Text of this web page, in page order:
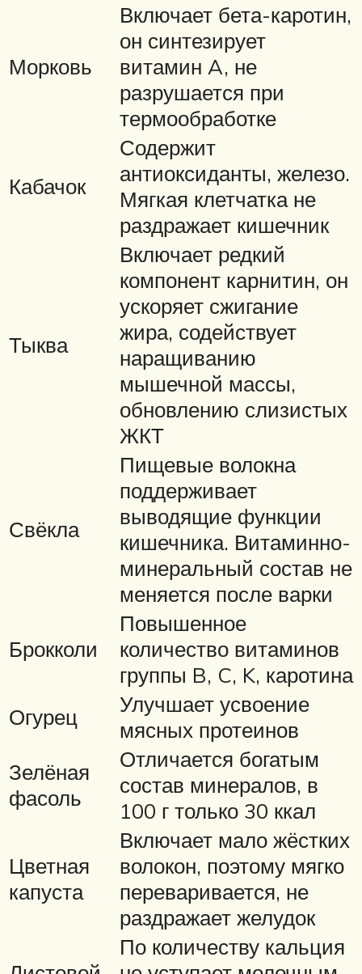
Морковь
Включает бета-каротин,
он синтезирует
витамин A, не
разрушается при
термообработке
Кабачок
Содержит
антиоксиданты, железо.
Мягкая клетчатка не
раздражает кишечник
Тыква
Включает редкий
компонент карнитин, он
ускоряет сжигание
жира, содействует
наращиванию
мышечной массы,
обновлению слизистых
ЖКТ
Свёкла
Пищевые волокна
поддерживает
выводящие функции
кишечника. Витаминно-
минеральный состав не
меняется после варки
Брокколи
Повышенное
количество витаминов
группы B, C, K, каротина
Огурец
Улучшает усвоение
мясных протеинов
Зелёная
фасоль
Отличается богатым
состав минералов, в
100 г только 30 ккал
Цветная
капуста
Включает мало жёстких
волокон, поэтому мягко
переваривается, не
раздражает желудок
По количеству кальция